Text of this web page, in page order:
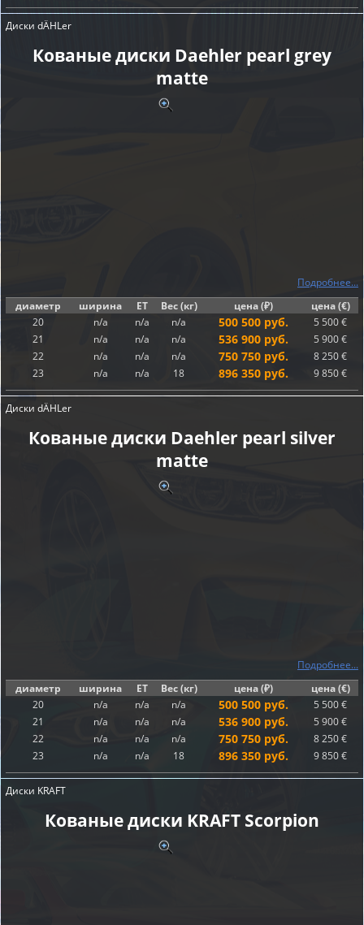
Диски dÄHLer
Кованые диски Daehler pearl grey
matte
Подробнее...
диаметр
ширина ET Вес (кг) цена (₽)
цена (€)
20
n/a n/a n/a 500 500 руб.
5 500 €
21
n/a n/a n/a 536 900 руб.
5 900 €
22
n/a n/a n/a 750 750 руб.
8 250 €
23
n/a n/a 18 896 350 руб. 9 850 €
Диски dÄHLer
Кованые диски Daehler pearl silver
matte
Подробнее...
диаметр
ширина ET Вес (кг) цена (₽)
цена (€)
20
n/a n/a n/a 500 500 руб.
5 500 €
21
n/a n/a n/a 536 900 руб.
5 900 €
22
n/a n/a n/a 750 750 руб.
8 250 €
23
n/a n/a 18 896 350 руб. 9 850 €
Диски KRAFT
Кованые диски KRAFT Scorpion